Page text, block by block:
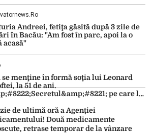
Andreei, fetiţa găsită după 3 zile de
în Bacău: "Am fost în parc, apoi la o
acasă"
se menţine în formă soţia lui Leonard
la 51 de ani.
pe care l-a
de ultimă oră a Agenției
Două medicamente
retrase temporar de la vânzare